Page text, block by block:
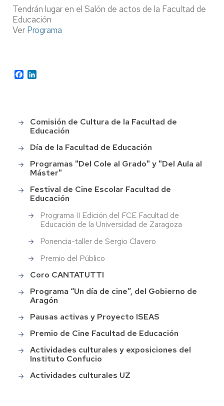
Tendrán lugar en el Salón de actos de la Facultad de
Educación
Ver Programa
Facebook
Main
menu
Comisión de Cultura de la Facultad de
Educación
Día de la Facultad de Educación
Programas "Del Cole al Grado" y "Del Aula al
Máster"
Festival de Cine Escolar Facultad de
Educación
Programa II Edición del FCE Facultad de
Educación de la Universidad de Zaragoza
Ponencia-taller de Sergio Clavero
Premio del Público
Coro CANTATUTTI
Programa “Un día de cine”, del Gobierno de
Aragón
Pausas activas y Proyecto ISEAS
Premio de Cine Facultad de Educación
Actividades culturales y exposiciones del
Instituto Confucio
Actividades culturales UZ